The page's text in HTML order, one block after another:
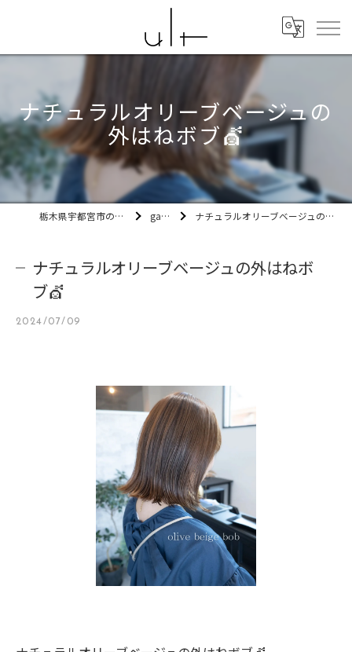
ナチュラルオリーブベージュの
外はねボブ💇
栃木県宇都宮市の美容室ult gallery ナチュラルオリーブベージュの外はねボブ💇
ナチュラルオリーブベージュの外はねボ
ブ💇
2024/07/09